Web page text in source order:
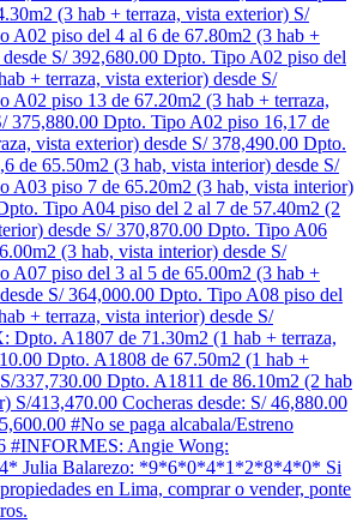
(3 hab + terraza, vista exterior) S/
A02 piso del 4 al 6 de 67.80m2 (3 hab +
S/ 392,680.00 Dpto. Tipo A02 piso del
+ terraza, vista exterior) desde S/
A02 piso 13 de 67.20m2 (3 hab + terraza,
375,880.00 Dpto. Tipo A02 piso 16,17 de
vista exterior) desde S/ 378,490.00 Dpto.
de 65.50m2 (3 hab, vista interior) desde S/
A03 piso 7 de 65.20m2 (3 hab, vista interior)
Tipo A04 piso del 2 al 7 de 57.40m2 (2
desde S/ 370,870.00 Dpto. Tipo A06
(3 hab, vista interior) desde S/
A07 piso del 3 al 5 de 65.00m2 (3 hab +
S/ 364,000.00 Dpto. Tipo A08 piso del
+ terraza, vista interior) desde S/
Dpto. A1807 de 71.30m2 (1 hab + terraza,
Dpto. A1808 de 67.50m2 (1 hab +
337,730.00 Dpto. A1811 de 86.10m2 (2 hab
S/413,470.00 Cocheras desde: S/ 46,880.00
#No se paga alcabala/Estreno
#INFORMES: Angie Wong:
Julia Balarezo: *9*6*0*4*1*2*8*4*0* Si
en Lima, comprar o vender, ponte